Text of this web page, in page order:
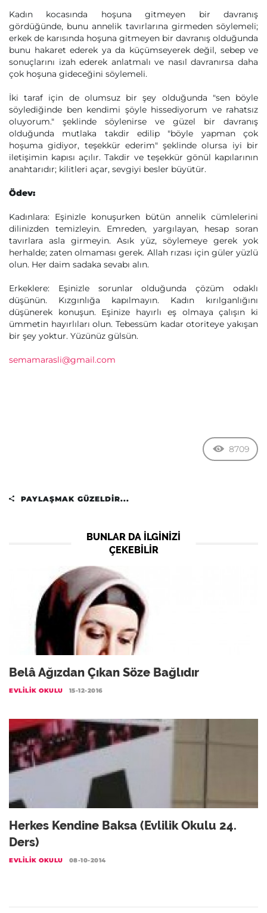
Kadın kocasında hoşuna gitmeyen bir davranış
gördüğünde, bunu annelik tavırlarına girmeden söylemeli;
erkek de karısında hoşuna gitmeyen bir davranış olduğunda
bunu hakaret ederek ya da küçümseyerek değil, sebep ve
sonuçlarını izah ederek anlatmalı ve nasıl davranırsa daha
çok hoşuna gideceğini söylemeli.
İki taraf için de olumsuz bir şey olduğunda "sen böyle
söylediğinde ben kendimi şöyle hissediyorum ve rahatsız
oluyorum." şeklinde söylenirse ve güzel bir davranış
olduğunda mutlaka takdir edilip "böyle yapman çok
hoşuma gidiyor, teşekkür ederim" şeklinde olursa iyi bir
iletişimin kapısı açılır. Takdir ve teşekkür gönül kapılarının
anahtarıdır; kilitleri açar, sevgiyi besler büyütür.
Ödev:
Kadınlara: Eşinizle konuşurken bütün annelik cümlelerini
dilinizden temizleyin. Emreden, yargılayan, hesap soran
tavırlara asla girmeyin. Asık yüz, söylemeye gerek yok
herhalde; zaten olmaması gerek. Allah rızası için güler yüzlü
olun. Her daim sadaka sevabı alın.
Erkeklere: Eşinizle sorunlar olduğunda çözüm odaklı
düşünün. Kızgınlığa kapılmayın. Kadın kırılganlığını
düşünerek konuşun. Eşinize hayırlı eş olmaya çalışın ki
ümmetin hayırlıları olun. Tebessüm kadar otoriteye yakışan
bir şey yoktur. Yüzünüz gülsün.
semamarasli@gmail.com
8709
PAYLAŞMAK GÜZELDIR...
BUNLAR DA ILGINIZI
ÇEKEBILIR
Belâ Ağızdan Çıkan Söze Bağlıdır
EVLILIK OKULU 15-12-2016
Herkes Kendine Baksa (Evlilik Okulu 24.
Ders)
EVLILIK OKULU 08-10-2014